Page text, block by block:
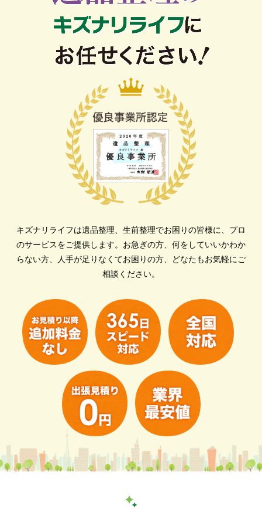
キズナリライフは遺品整理、生前整理でお困りの皆様に、プロ
のサービスをご提供します。 お急ぎの方、何をしていいかわか
らない方、人手が足りなくてお困りの方、どなたもお気軽にご
相談ください。